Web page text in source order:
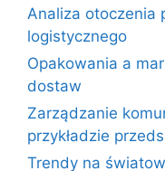
Analiza otoczenia
logistycznego
Opakowania a
dostaw
Zarządzanie
przykładzie
Trendy na